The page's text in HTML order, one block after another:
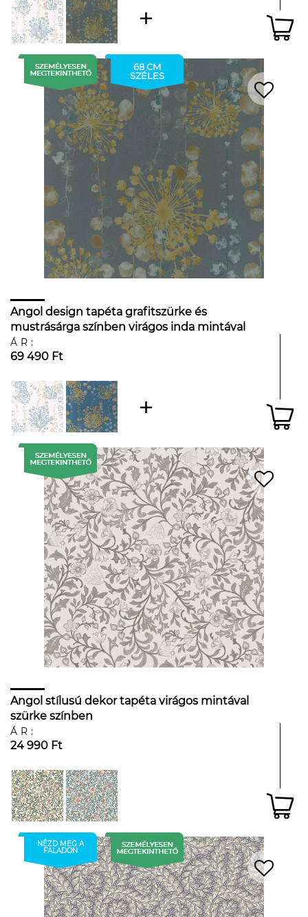
68 CM
SZÉLES
Angol design tapéta grafitszürke és
mustrásárga színben virágos inda mintával
ÁR:
69 490 Ft
Angol stílusú dekor tapéta virágos mintával
szürke színben
ÁR:
24 990 Ft
NÉZD MEG A
FALADON